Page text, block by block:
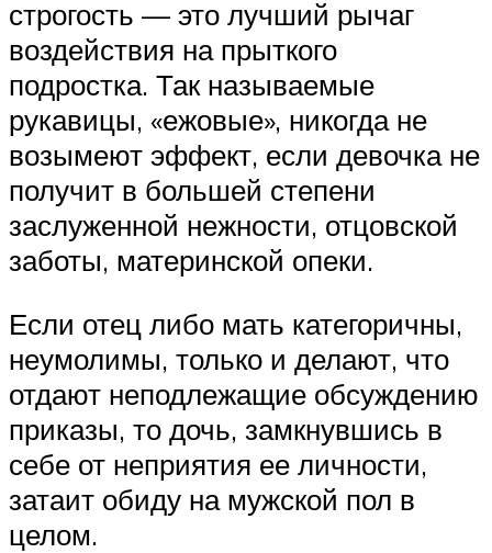
строгость — это лучший рычаг
воздействия на прыткого
подростка. Так называемые
рукавицы, «ежовые», никогда не
возымеют эффект, если девочка не
получит в большей степени
заслуженной нежности, отцовской
заботы, материнской опеки.
Если отец либо мать категоричны,
неумолимы, только и делают, что
отдают неподлежащие обсуждению
приказы, то дочь, замкнувшись в
себе от неприятия ее личности,
затаит обиду на мужской пол в
целом.